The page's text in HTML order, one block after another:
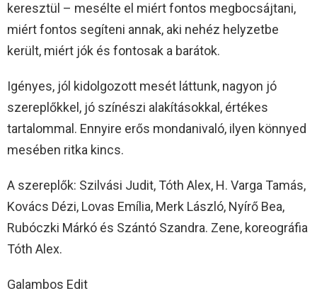
keresztül – mesélte el miért fontos megbocsájtani,
miért fontos segíteni annak, aki nehéz helyzetbe
került, miért jók és fontosak a barátok.
Igényes, jól kidolgozott mesét láttunk, nagyon jó
szereplőkkel, jó színészi alakításokkal, értékes
tartalommal. Ennyire erős mondanivaló, ilyen könnyed
mesében ritka kincs.
A szereplők: Szilvási Judit, Tóth Alex, H. Varga Tamás,
Kovács Dézi, Lovas Emília, Merk László, Nyírő Bea,
Rubóczki Márkó és Szántó Szandra. Zene, koreográfia
Tóth Alex.
Galambos Edit